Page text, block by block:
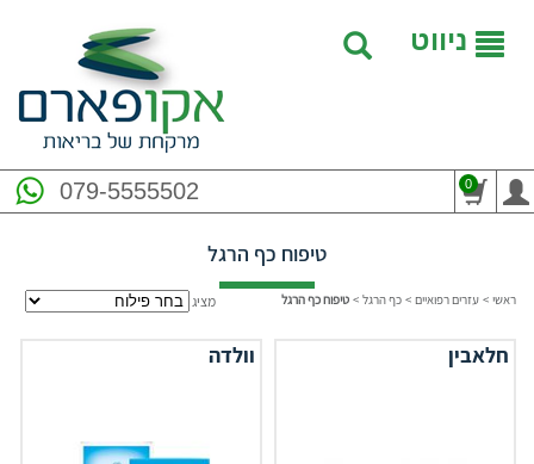
ניווט
079-5555502 0
טיפוח כף הרגל
ראשי > עזרים רפואיים > כף הרגל > טיפוח כף הרגל מציג
חלאבין וולדה